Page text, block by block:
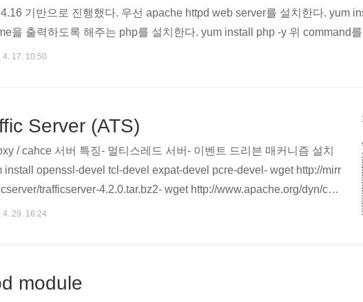
기반으로 진행했다. 우선 apache httpd web server를 설치한다. yum
을 출력하도록 해주는 php를 설치한다. yum install php -y 위 command
가 자동으로 생성된다.해당 파일에 아래와 같은 설정이 추가되어 있는
4. 17. 10:50
Server (ATS)
/ cahce 서버 특징- 멀티스레드 서버- 이벤트 드리븐 매커니즘 설치
install openssl-devel tcl-devel expat-devel pcre-devel- wget http://mirr
trafficserver-4.2.0.tar.bz2- wget http://www.apache.org/dyn/clo
4.2.0.tar.bz2- 참고사이트 : https://cwiki.apache.org/confluen
4. 29. 16:24
module